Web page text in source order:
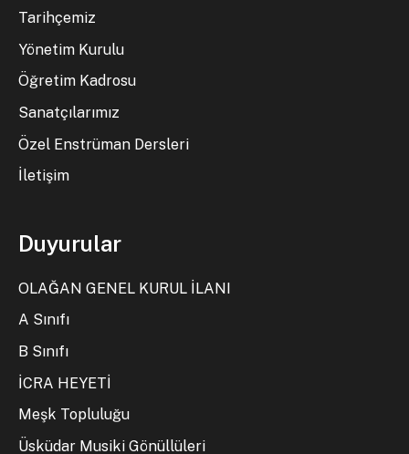
Tarihçemiz
Yönetim Kurulu
Öğretim Kadrosu
Sanatçılarımız
Özel Enstrüman Dersleri
İletişim
Duyurular
OLAĞAN GENEL KURUL İLANI
A Sınıfı
B Sınıfı
İCRA HEYETİ
Meşk Topluluğu
Üsküdar Musiki Gönüllüleri